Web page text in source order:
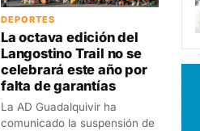
DEPORTES
La octava edición del
Langostino Trail no se
celebrará este año por
falta de garantías
La AD Guadalquivir ha
comunicado la suspensión de